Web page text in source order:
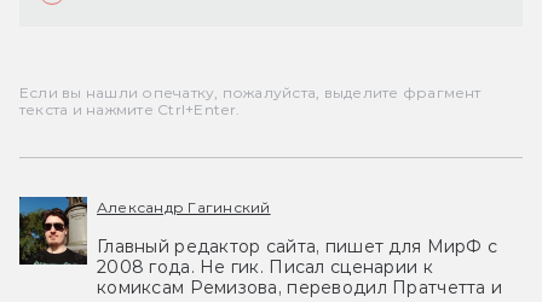
Если вы нашли опечатку, пожалуйста, выделите фрагмент
текста и нажмите Ctrl+Enter.
Александр Гагинский
Главный редактор сайта, пишет для МирФ с
2008 года. Не гик. Писал сценарии к
комиксам Ремизова, переводил Пратчетта и